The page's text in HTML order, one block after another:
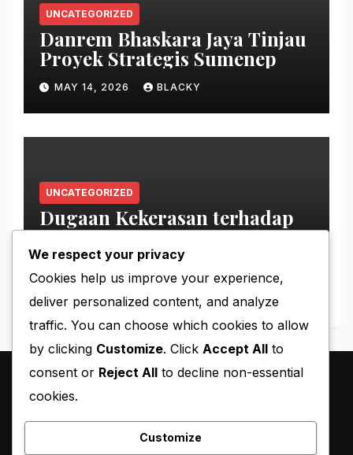
UNCATEGORIZED
Danrem Bhaskara Jaya Tinjau
Proyek Strategis Sumenep
MAY 14, 2026 BLACKY
UNCATEGORIZED
Dugaan Kekerasan terhadap
Tahanan Perempuan Palestina
We respect your privacy
Cookies help us improve your experience,
deliver personalized content, and analyze
traffic. You can choose which cookies to allow
by clicking Customize. Click Accept All to
consent or Reject All to decline non-essential
cookies.
Customize